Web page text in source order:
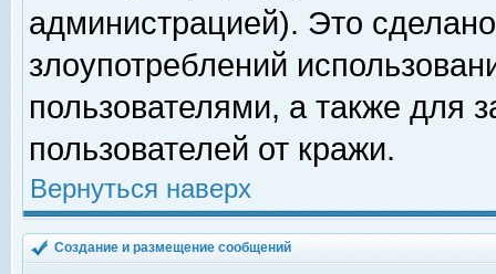
администрацией). Это
злоупотреблений
пользователями, а также для
пользователей от кражи.
Вернуться наверх
Создание и размещение сообщений